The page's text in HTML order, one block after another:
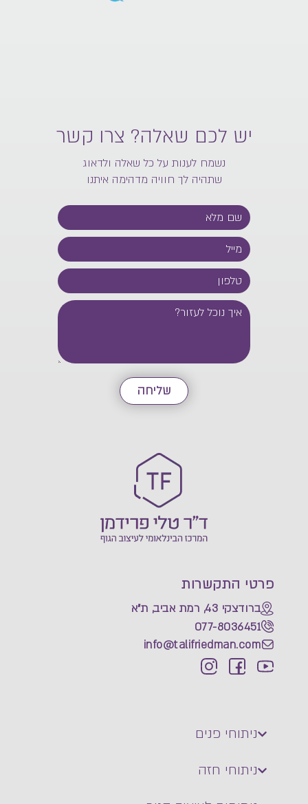
יש לכם שאלה? צרו קשר
נשמח לענות על כל שאלה ולדאוג
שתהיה לך חוויה מדהימה איתנו
שליחה
פרטי התקשרות
ברודצקי 43, רמת אביב, ת"א
077-8036451
info@talifriedman.com
ניתוחי פנים
ניתוחי חזה